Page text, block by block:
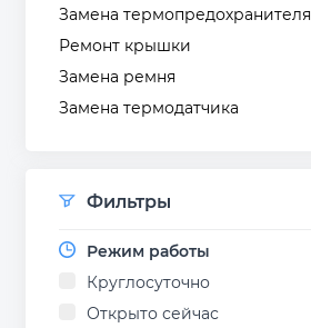
Замена термопредохранителя
Ремонт крышки
Замена ремня
Замена термодатчика
Фильтры
Режим работы
Круглосуточно
Открыто сейчас